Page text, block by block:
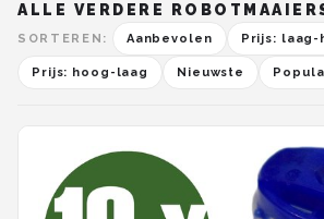
ALLE VERDERE
SORTEREN: Aanbevolen Prijs: laag-
Prijs: hoog-laag Nieuwste